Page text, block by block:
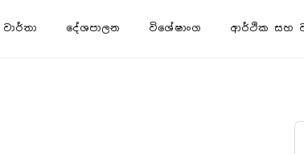
දේශපාලන විශේෂාංග ආර්ථික සහ